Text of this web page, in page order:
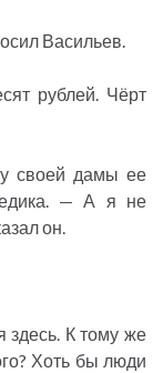
Васильев.
рублей. Чёрт
своей дамы ее
— А я не
он.
здесь. К тому же
Хоть бы люди